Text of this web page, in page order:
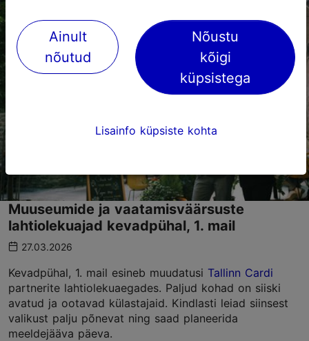
Muuseumide ja vaatamisväärsuste
lahtiolekuajad kevadpühal, 1. mail
27.03.2026
Kevadpühal, 1. mail esineb muudatusi Tallinn Cardi
partnerite lahtiolekuaegades. Paljud kohad on siiski
avatud ja ootavad külastajaid. Kindlasti leiad siinsest
valikust palju põnevat ning saad planeerida
meeldejääva päeva.
Ainult
nõutud
Nõustu
kõigi
küpsistega
Lisainfo küpsiste kohta